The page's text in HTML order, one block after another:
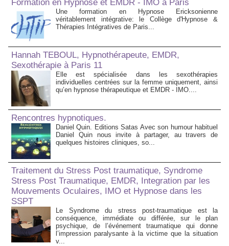
Formation en Hypnose et EMDR - IMO à Paris
Une formation en Hypnose Ericksonienne
véritablement intégrative: le Collège d'Hypnose &
Thérapies Intégratives de Paris...
Hannah TEBOUL, Hypnothérapeute, EMDR,
Sexothérapie à Paris 11
Elle est spécialisée dans les sexothérapies
individuelles centrées sur la femme uniquement, ainsi
qu’en hypnose thérapeutique et EMDR - IMO....
Rencontres hypnotiques.
Daniel Quin. Editions Satas Avec son humour habituel
Daniel Quin nous invite à partager, au travers de
quelques histoires cliniques, so...
Traitement du Stress Post traumatique, Syndrome
Stress Post Traumatique, EMDR, Integration par les
Mouvements Oculaires, IMO et Hypnose dans les
SSPT
Le Syndrome du stress post-traumatique est la
conséquence, immédiate ou différée, sur le plan
psychique, de l’événement traumatique qui donne
l’impression paralysante à la victime que la situation
v...